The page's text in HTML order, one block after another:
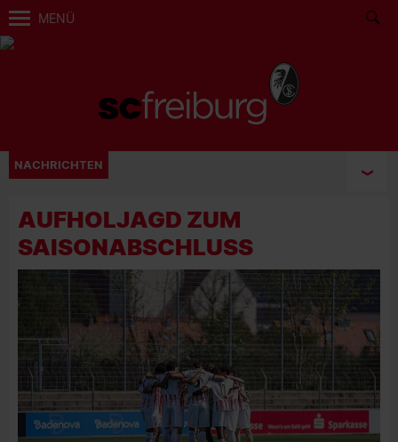
MENÜ
NACHRICHTEN
AUFHOLJAGD ZUM
SAISONABSCHLUSS